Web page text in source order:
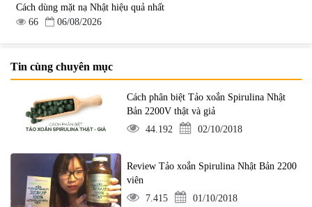
Cách dùng mặt nạ Nhật hiệu quả nhất
66
06/08/2026
Tin cùng chuyên mục
Cách phân biệt Tảo xoắn Spirulina Nhật
Bản 2200V thật và giả
44.192
02/10/2018
Review Tảo xoắn Spirulina Nhật Bản 2200
viên
7.415
01/10/2018